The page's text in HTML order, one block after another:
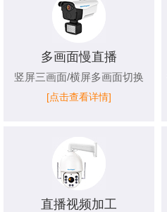
多画面慢直播
竖屏三画面/横屏多画面切换
[点击查看详情]
直播视频加工